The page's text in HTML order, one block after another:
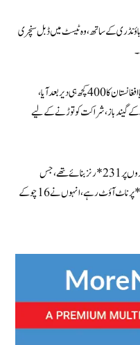
کے ساتھ، وہ ٹیسٹ میں ڈبل سنچری
انہوں نے اگلے اوور میں شان ولیمز پر چھکا لگا کر جشن منایا افغانستان کا 400 کچھ ہی دیر بعد آیا،
کے گیند باز، شراکت کو توڑنے کے لیے
تیسرے دن کھیل کے اختتام تک، رحمت نے 467 گیندوں پر 231* رنز بنائے تھے، جس
میں 23 چوکے اور 3 چھکے شامل تھے، جبکہ شاہدی 141* پر ناٹ آؤٹ رہے، انہوں نے 16 چوکے